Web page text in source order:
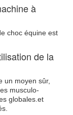
à
choc équine est
de la
un moyen sûr,
musculo-
globales.et